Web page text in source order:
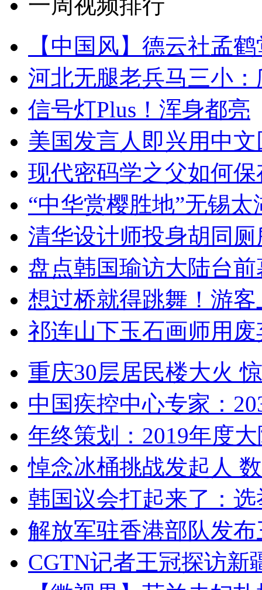
【中国风】德云社孟
河北无腿老兵马三小
信号灯Plus！浑身都亮
美国发言人即兴用中
现代密码学之父如何
“中华赏樱胜地”无锡
清华设计师投身胡同
盘点韩国瑜访大陆台
想过桥就得跳舞！游客
祁连山下玉石画师用
重庆30层居民楼大火
中国疾控中心专家：
年终策划：2019年度
悼念冰桶挑战发起人
韩国议会打起来了：
解放军驻香港部队发
CGTN记者王冠探访新